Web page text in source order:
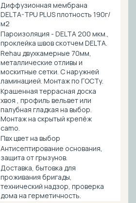
Диффузионная мембрана
DELTA-TPU PLUS плотность 190г/
м2
Пароизоляция - DELTA 200 мкм.,
проклейка швов скотчем DELTA.
Rehau двухкамерные 70мм,
металлические отливы и
москитные сетки. С наружней
ламинацией. Монтаж по ГОСТу.
Крашенная террасная доска
хвоя , профиль вельвет или
палубная гладкая на выбор.
Монтаж на скрытый крепёж
camo.
Пвх цвет на выбор
Антисептирование основания,
защита от грызунов.
Доставка, бытовка для
проживания бригады,
технический надзор, проверка
дома на герметичность.